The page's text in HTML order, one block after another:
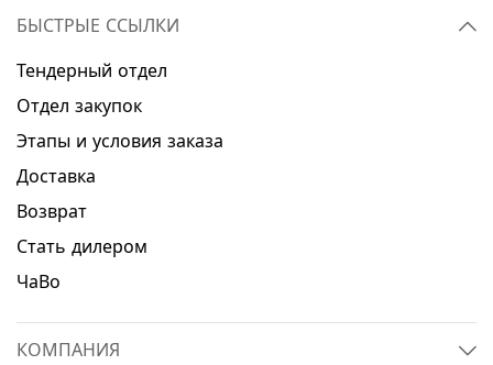
БЫСТРЫЕ ССЫЛКИ
Тендерный отдел
Отдел закупок
Этапы и условия заказа
Доставка
Возврат
Стать дилером
ЧаВо
КОМПАНИЯ